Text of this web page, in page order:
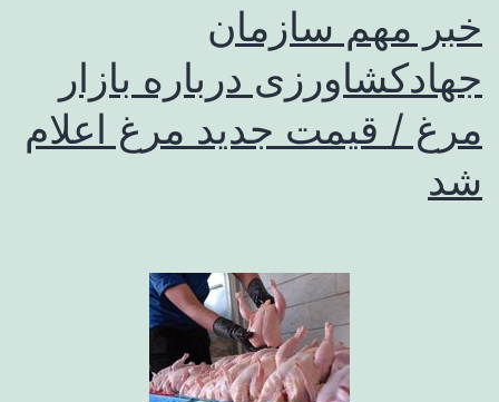
خبر مهم سازمان
جهادکشاورزی درباره بازار
مرغ / قیمت جدید مرغ اعلام
شد